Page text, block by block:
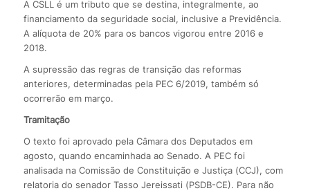
A CSLL é um tributo que se destina, integralmente, ao
financiamento da seguridade social, inclusive a Previdência.
A alíquota de 20% para os bancos vigorou entre 2016 e
2018.
A supressão das regras de transição das reformas
anteriores, determinadas pela PEC 6/2019, também só
ocorrerão em março.
Tramitação
O texto foi aprovado pela Câmara dos Deputados em
agosto, quando encaminhada ao Senado. A PEC foi
analisada na Comissão de Constituição e Justiça (CCJ), com
relatoria do senador Tasso Jereissati (PSDB-CE). Para não